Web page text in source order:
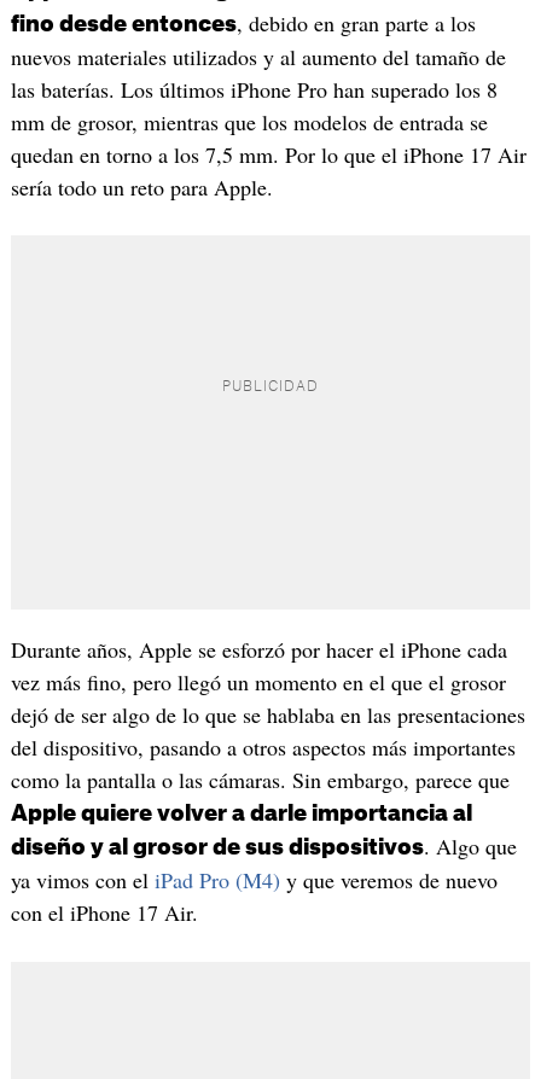
fino desde entonces, debido en gran parte a los
nuevos materiales utilizados y al aumento del tamaño de
las baterías. Los últimos iPhone Pro han superado los 8
mm de grosor, mientras que los modelos de entrada se
quedan en torno a los 7,5 mm. Por lo que el iPhone 17 Air
sería todo un reto para Apple.
Durante años, Apple se esforzó por hacer el iPhone cada
vez más fino, pero llegó un momento en el que el grosor
dejó de ser algo de lo que se hablaba en las presentaciones
del dispositivo, pasando a otros aspectos más importantes
como la pantalla o las cámaras. Sin embargo, parece que
Apple quiere volver a darle importancia al
diseño y al grosor de sus dispositivos. Algo que
ya vimos con el iPad Pro (M4) y que veremos de nuevo
con el iPhone 17 Air.